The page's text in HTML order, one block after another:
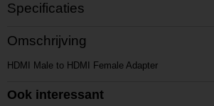
Specificaties
Productcode
52WWV
Productcode leverancier
Omschrijving
HDMI Male to HDMI Female Adapter
Ook interessant